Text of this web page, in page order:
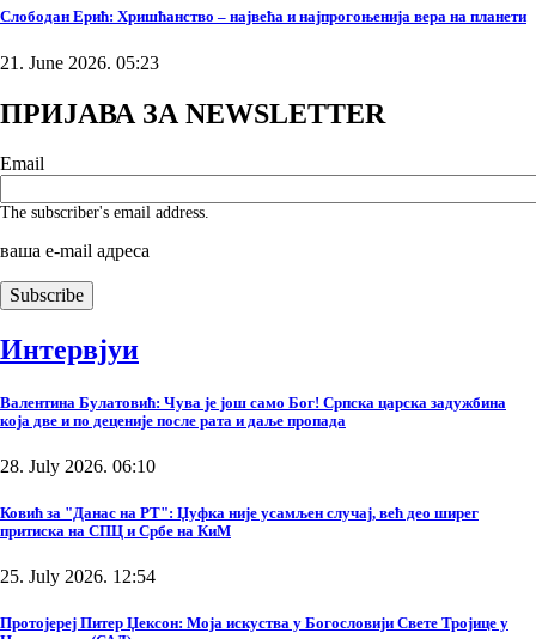
Слободан Ерић: Хришћанство – највећа и најпрогоњенија вера на планети
21. June 2026. 05:23
ПРИЈАВА ЗА NEWSLETTER
Email
The subscriber's email address.
ваша е-mail адреса
Интервјуи
Валентина Булатовић: Чува је још само Бог! Српска царска задужбина
која две и по деценије после рата и даље пропада
28. July 2026. 06:10
Ковић за "Данас на РТ": Џуфка није усамљен случај, већ део ширег
притиска на СПЦ и Србе на КиМ
25. July 2026. 12:54
Протојереј Питер Џексон: Моја искуства у Богословији Свете Тројице у